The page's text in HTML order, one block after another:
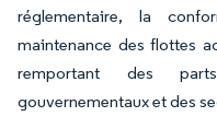
réglementaire, la
maintenance des flottes
remportant des
gouvernementaux et des